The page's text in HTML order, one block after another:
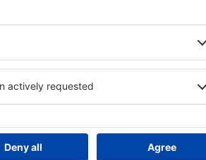
Facilitățile proprietăţilor in
de numărul de stele. Oaspeții
chicinetă, balcon, aer
ceaiului şi a cafelei, prosoape
avea parcare gratuită, pot
alege un hotel cu piscină. În
la proprietăți care oferă
Cât costă cazarea in